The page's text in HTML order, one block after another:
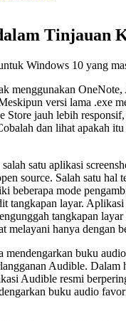
Tinjauan
Windows 10 yang
menggunakan OneNote,
versi lama .exe
Store jauh lebih
dan lihat apakah
satu aplikasi
source. Salah satu hal
beberapa mode
tangkapan layar.
tangkapan layar
melayani hanya dengan
mendengarkan buku
Audible. Dalam
Audible resmi
buku audio